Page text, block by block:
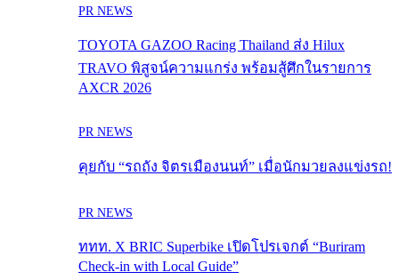
PR NEWS
TOYOTA GAZOO Racing Thailand ส่ง Hilux
TRAVO พิสูจน์ความแกร่ง พร้อมสู้ศึกในรายการ
AXCR 2026
PR NEWS
คุยกับ “รถถัง จิตรเมืองนนท์” เมื่อนักมวยลงแข่งรถ!
PR NEWS
ททท. X BRIC Superbike เปิดโปรเจกต์ “Buriram
Check-in with Local Guide”